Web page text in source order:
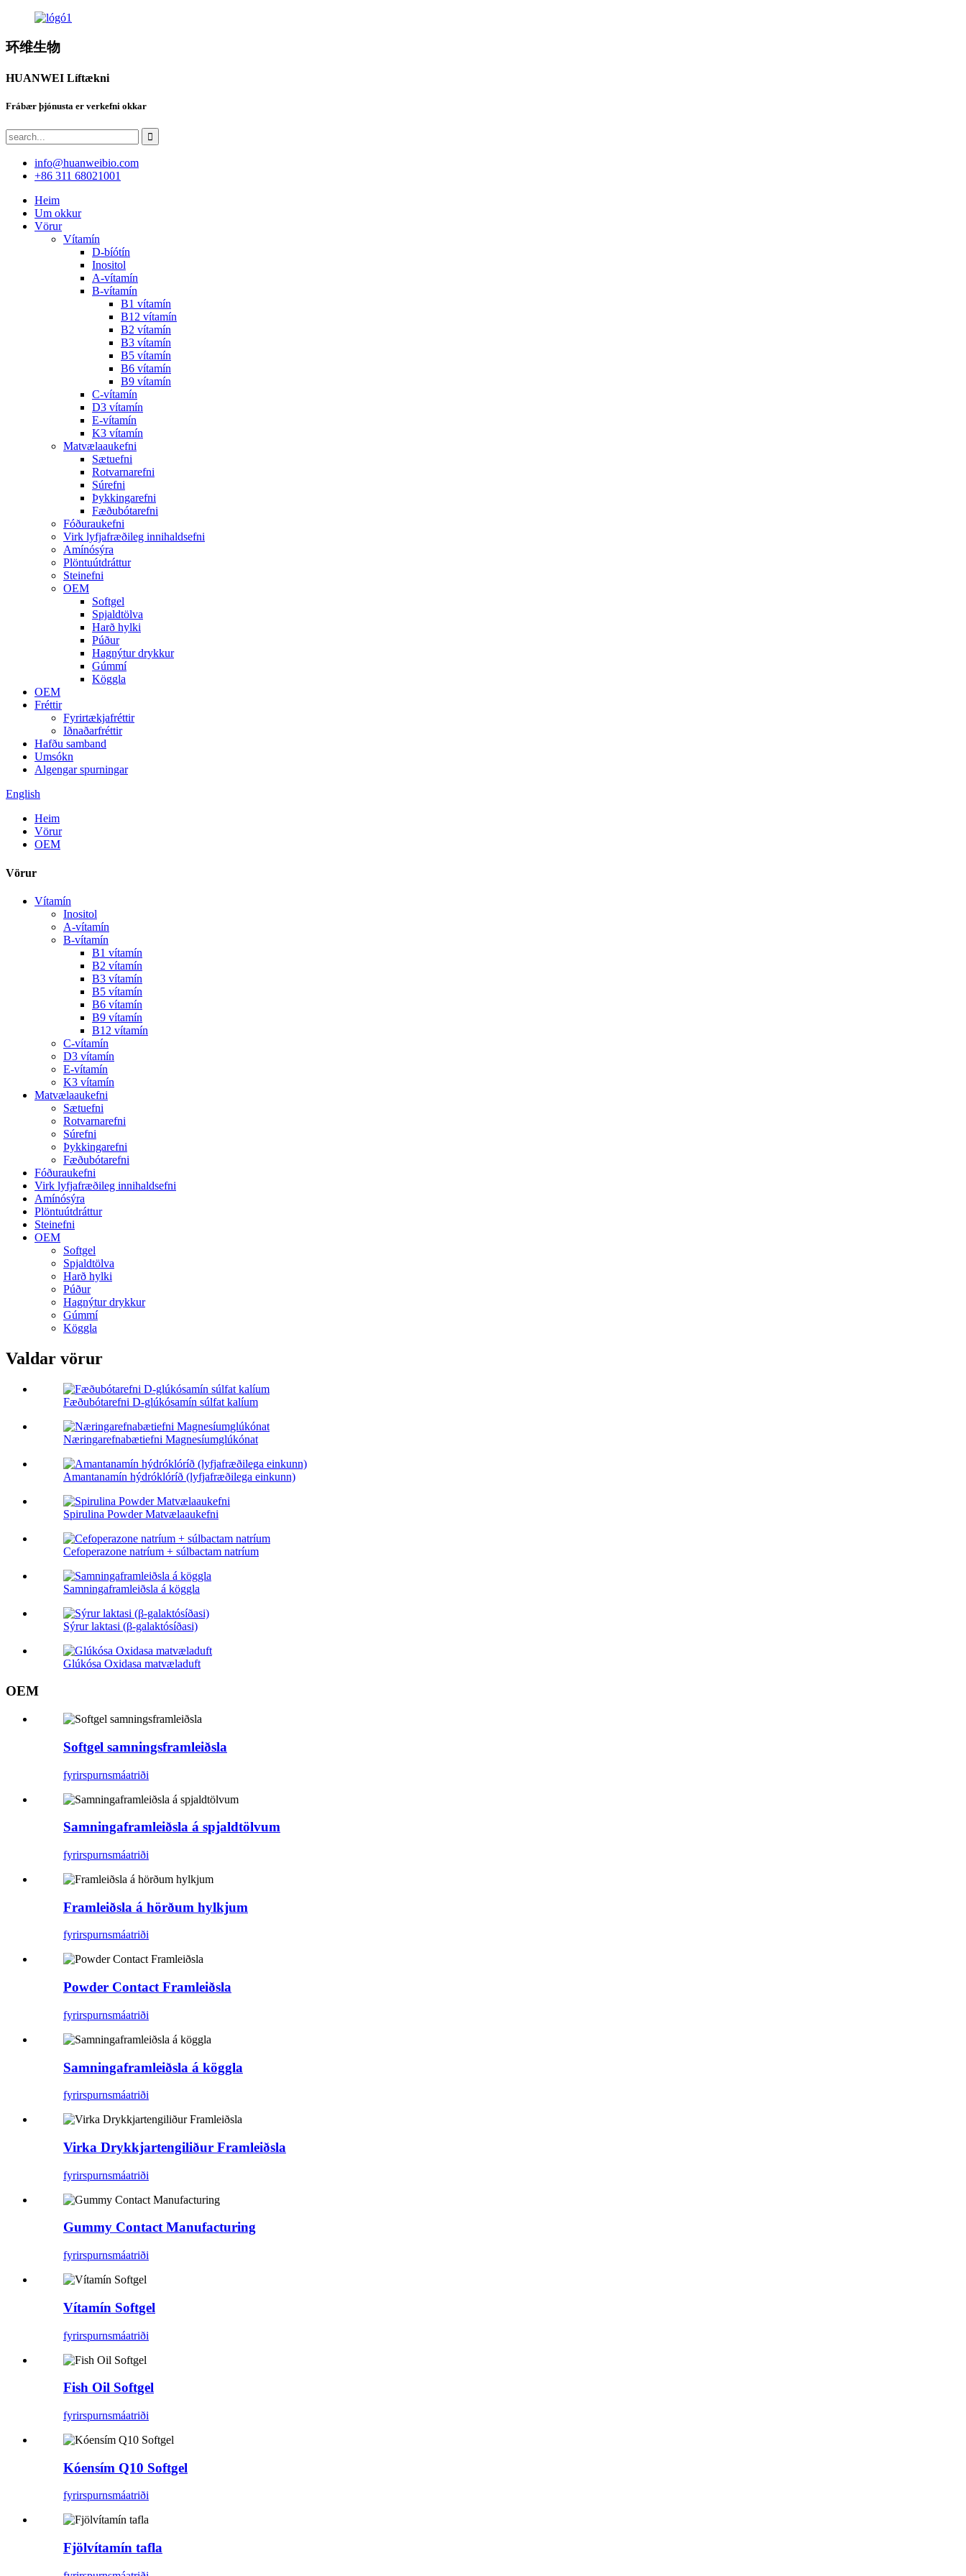
环维生物
HUANWEI Líftækni
Frábær þjónusta er verkefni okkar
info@huanweibio.com
+86 311 68021001
Heim
Um okkur
Vörur
Vítamín
D-bíótín
Inositol
A-vítamín
B-vítamín
B1 vítamín
B12 vítamín
B2 vítamín
B3 vítamín
B5 vítamín
B6 vítamín
B9 vítamín
C-vítamín
D3 vítamín
E-vítamín
K3 vítamín
Matvælaaukefni
Sætuefni
Rotvarnarefni
Súrefni
Þykkingarefni
Fæðubótarefni
Fóðuraukefni
Virk lyfjafræðileg innihaldsefni
Amínósýra
Plöntuútdráttur
Steinefni
OEM
Softgel
Spjaldtölva
Harð hylki
Púður
Hagnýtur drykkur
Gúmmí
Köggla
OEM
Fréttir
Fyrirtækjafréttir
Iðnaðarfréttir
Hafðu samband
Umsókn
Algengar spurningar
English
Heim
Vörur
OEM
Vörur
Vítamín
Inositol
A-vítamín
B-vítamín
B1 vítamín
B2 vítamín
B3 vítamín
B5 vítamín
B6 vítamín
B9 vítamín
B12 vítamín
C-vítamín
D3 vítamín
E-vítamín
K3 vítamín
Matvælaaukefni
Sætuefni
Rotvarnarefni
Súrefni
Þykkingarefni
Fæðubótarefni
Fóðuraukefni
Virk lyfjafræðileg innihaldsefni
Amínósýra
Plöntuútdráttur
Steinefni
OEM
Softgel
Spjaldtölva
Harð hylki
Púður
Hagnýtur drykkur
Gúmmí
Köggla
Valdar vörur
Fæðubótarefni D-glúkósamín súlfat kalíum
Næringarefnabætiefni Magnesíumglúkónat
Amantanamín hýdróklóríð (lyfjafræðilega einkunn)
Spirulina Powder Matvælaaukefni
Cefoperazone natríum + súlbactam natríum
Samningaframleiðsla á köggla
Sýrur laktasi (β-galaktósíðasi)
Glúkósa Oxidasa matvæladuft
OEM
Softgel samningsframleiðsla
fyrirspurnsmáatriði
Samningaframleiðsla á spjaldtölvum
fyrirspurnsmáatriði
Framleiðsla á hörðum hylkjum
fyrirspurnsmáatriði
Powder Contact Framleiðsla
fyrirspurnsmáatriði
Samningaframleiðsla á köggla
fyrirspurnsmáatriði
Virka Drykkjartengiliður Framleiðsla
fyrirspurnsmáatriði
Gummy Contact Manufacturing
fyrirspurnsmáatriði
Vítamín Softgel
fyrirspurnsmáatriði
Fish Oil Softgel
fyrirspurnsmáatriði
Kóensím Q10 Softgel
fyrirspurnsmáatriði
Fjölvítamín tafla